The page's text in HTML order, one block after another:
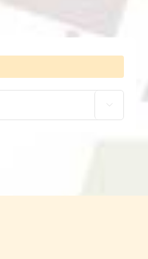
